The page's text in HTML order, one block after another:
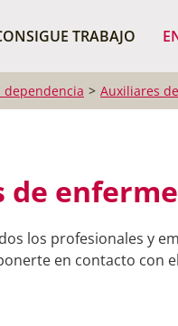
TRABAJO
dependencia Auxiliares
los profesionales y
en contacto con